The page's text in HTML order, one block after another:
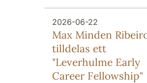
2026-06-22
Max Minden
tilldelas ett
"Leverhulme Early
Career Fellowship"